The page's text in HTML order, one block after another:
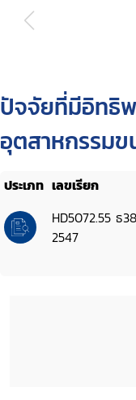
ปัจจัยที่มีอิทธิ
อุตสาหกรรม
ประเภท เลขเรียก
HD5072.55 ธ
2547